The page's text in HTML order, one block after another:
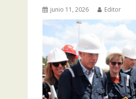
junio 11, 2026 Editor